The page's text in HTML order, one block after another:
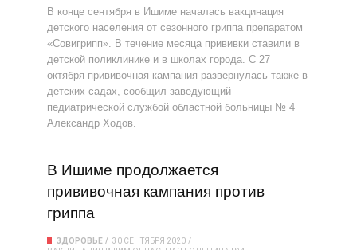
В конце сентября в Ишиме началась вакцинация
детского населения от сезонного гриппа препаратом
«Совигрипп». В течение месяца прививки ставили в
детской поликлинике и в школах города. С 27
октября прививочная кампания развернулась также в
детских садах, сообщил заведующий
педиатрической службой областной больницы № 4
Александр Ходов.
В Ишиме продолжается
прививочная кампания против
гриппа
ЗДОРОВЬЕ
30 СЕНТЯБРЯ 2020